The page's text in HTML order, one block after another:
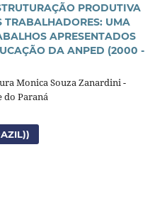
PRODUTIVA
TRABALHADORES: UMA
APRESENTADOS
DA ANPED (2000 -
Monica Souza Zanardini -
do Paraná